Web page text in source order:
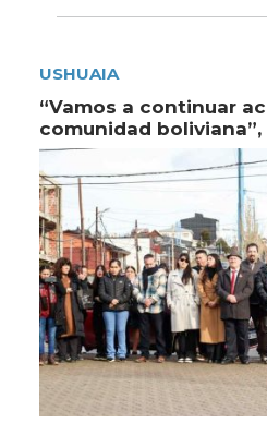
USHUAIA
“Vamos a continuar
comunidad